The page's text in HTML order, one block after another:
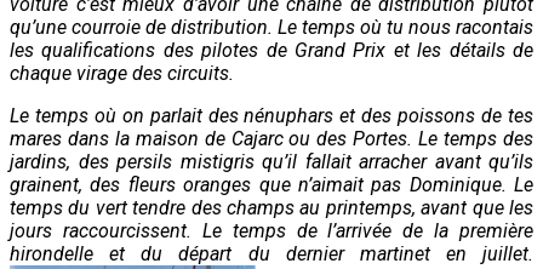
qu’une courroie de distribution. Le temps où tu nous racontais
les qualifications des pilotes de Grand Prix et les détails de
chaque virage des circuits.
Le temps où on parlait des nénuphars et des poissons de tes
mares dans la maison de Cajarc ou des Portes. Le temps des
jardins, des persils mistigris qu’il fallait arracher avant qu’ils
grainent, des fleurs oranges que n’aimait pas Dominique. Le
temps du vert tendre des champs au printemps, avant que les
jours raccourcissent. Le temps de l’arrivée de la première
hirondelle et du départ du dernier martinet en juillet.